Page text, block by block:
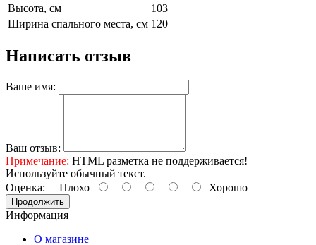
Высота, см
103
Ширина спального места, см 120
Написать отзыв
Ваше имя:
Ваш отзыв:
Примечание: HTML разметка не поддерживается!
Используйте обычный текст.
Оценка: Плохо Хорошо
Продолжить
Информация
О магазине